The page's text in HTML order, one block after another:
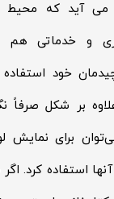
آید که محیط
و خدماتی هم
خود استفاده
بر شکل صرفاً
برای نمایش
آنها استفاده کرد.